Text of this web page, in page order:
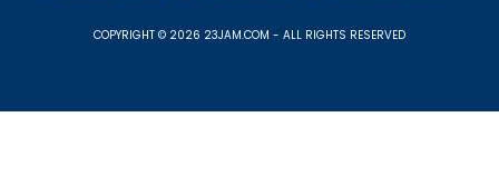
COPYRIGHT © 2026 23JAM.COM - ALL RIGHTS RESERVED